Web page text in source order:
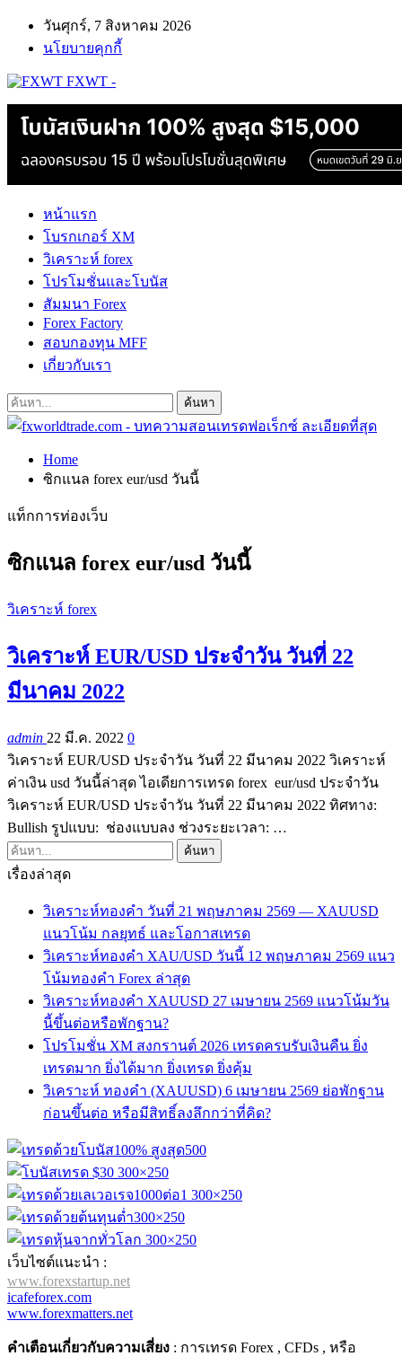
วันศุกร์, 7 สิงหาคม 2026
นโยบายคุกกี้
FXWT -
หน้าแรก
โบรกเกอร์ XM
วิเคราะห์ forex
โปรโมชั่นและโบนัส
สัมมนา Forex
Forex Factory
สอบกองทุน MFF
เกี่ยวกับเรา
Home
ซิกแนล forex eur/usd วันนี้
แท็กการท่องเว็บ
ซิกแนล forex eur/usd วันนี้
วิเคราะห์ forex
วิเคราะห์ EUR/USD ประจำวัน วันที่ 22
มีนาคม 2022
admin 22 มี.ค. 2022 0
วิเคราะห์ EUR/USD ประจำวัน วันที่ 22 มีนาคม 2022 วิเคราะห์
ค่าเงิน usd วันนี้ล่าสุด ไอเดียการเทรด forex eur/usd ประจำวัน
วิเคราะห์ EUR/USD ประจำวัน วันที่ 22 มีนาคม 2022 ทิศทาง:
Bullish รูปแบบ: ช่องแบบลง ช่วงระยะเวลา: …
เรื่องล่าสุด
วิเคราะห์ทองคำ วันที่ 21 พฤษภาคม 2569 — XAUUSD
แนวโน้ม กลยุทธ์ และโอกาสเทรด
วิเคราะห์ทองคำ XAU/USD วันนี้ 12 พฤษภาคม 2569 แนว
โน้มทองคำ Forex ล่าสุด
วิเคราะห์ทองคำ XAUUSD 27 เมษายน 2569 แนวโน้มวัน
นี้ขึ้นต่อหรือพักฐาน?
โปรโมชั่น XM สงกรานต์ 2026 เทรดครบรับเงินคืน ยิ่ง
เทรดมาก ยิ่งได้มาก ยิ่งเทรด ยิ่งคุ้ม
วิเคราะห์ ทองคำ (XAUUSD) 6 เมษายน 2569 ย่อพักฐาน
ก่อนขึ้นต่อ หรือมีสิทธิ์ลงลึกกว่าที่คิด?
เว็บไซต์แนะนำ :
www.forexstartup.net
icafeforex.com
www.forexmatters.net
คำเตือนเกี่ยวกับความเสี่ยง : การเทรด Forex , CFDs , หรือ